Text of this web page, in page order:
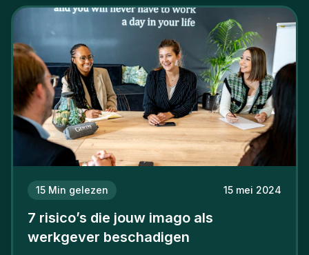
15 Min gelezen 15 mei 2024
7 risico’s die jouw imago als
werkgever beschadigen